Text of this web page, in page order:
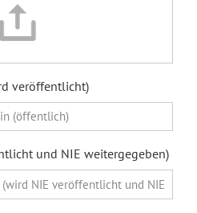
veröffentlicht)
und NIE weitergegeben)